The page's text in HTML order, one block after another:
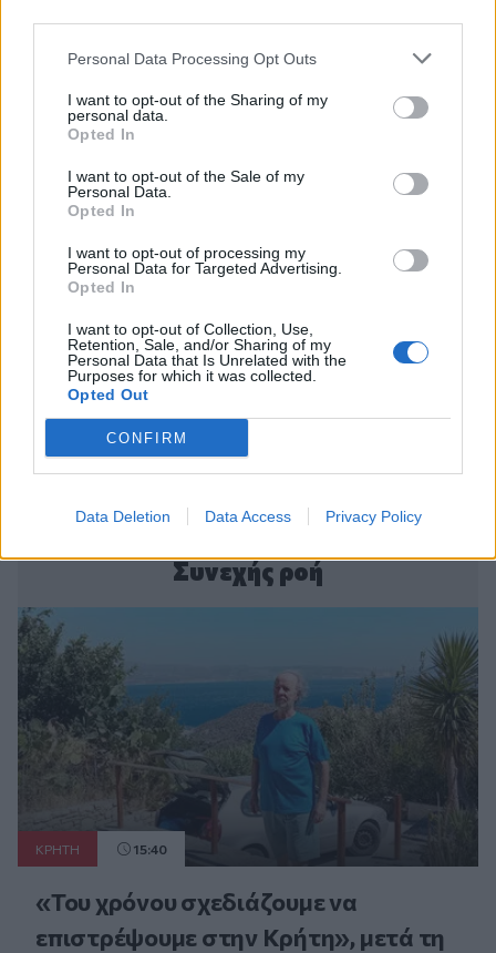
Personal Data Processing Opt Outs
I want to opt-out of the Sharing of my
personal data.
Opted In
I want to opt-out of the Sale of my
Personal Data.
Opted In
I want to opt-out of processing my
Personal Data for Targeted Advertising.
Opted In
I want to opt-out of Collection, Use,
Retention, Sale, and/or Sharing of my
Personal Data that Is Unrelated with the
Purposes for which it was collected.
Opted Out
CONFIRM
Data Deletion Data Access Privacy Policy
ΠΕΡΙΣΣΟΤΕΡΑ
Συνεχής ροή
ΚΡΗΤΗ 15:40
«Του χρόνου σχεδιάζουμε να
επιστρέψουμε στην Κρήτη», μετά τη